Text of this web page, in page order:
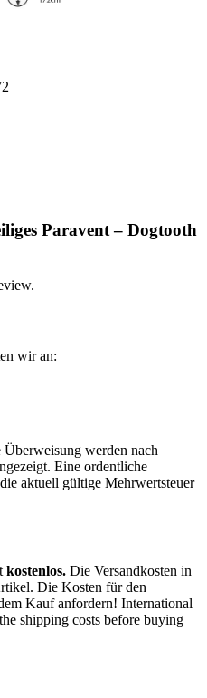
Paravent – Dogtooth
wir an:
werden nach
Eine ordentliche
aktuell gültige Mehrwertsteuer
kostenlos. Die Versandkosten in
Die Kosten für den
Kauf anfordern! International
shipping costs before buying